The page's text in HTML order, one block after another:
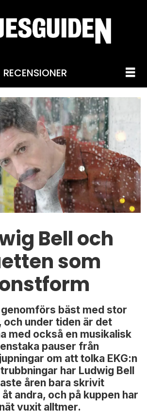
RECENSIONER
Bell och
som
bäst med stor
och under tiden är det
med också en musikalisk
pauser från
om att tolka EKG:n
har Ludwig Bell
åren bara skrivit
andra, och på kuppen har
vuxit alltmer.